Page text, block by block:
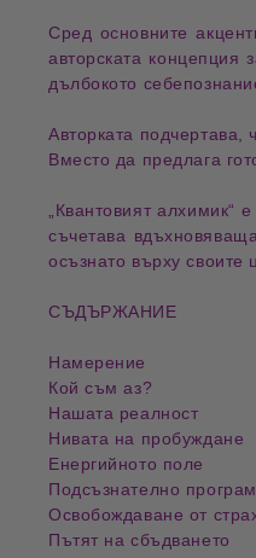
Сред основните
авторската концепция
дълбокото
Авторката
Вместо да предлага
„Квантовият алхимик“ е
съчетава
осъзнато върху
СЪДЪРЖАНИЕ
Намерение
Кой съм аз?
Нашата реалност
Нивата на пробуждане
Енергийното поле
Подсъзнателно
Освобождаване от
Пътят на сбъдването